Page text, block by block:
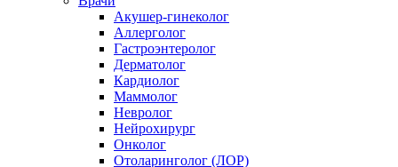
Акушер-гинеколог
Аллерголог
Гастроэнтеролог
Дерматолог
Кардиолог
Маммолог
Невролог
Нейрохирург
Онколог
Отоларинголог (ЛОР)